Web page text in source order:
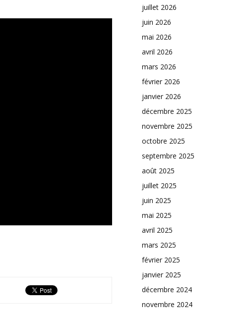
juillet 2026
juin 2026
mai 2026
avril 2026
mars 2026
février 2026
janvier 2026
décembre 2025
novembre 2025
octobre 2025
septembre 2025
août 2025
juillet 2025
juin 2025
mai 2025
avril 2025
mars 2025
février 2025
janvier 2025
décembre 2024
novembre 2024